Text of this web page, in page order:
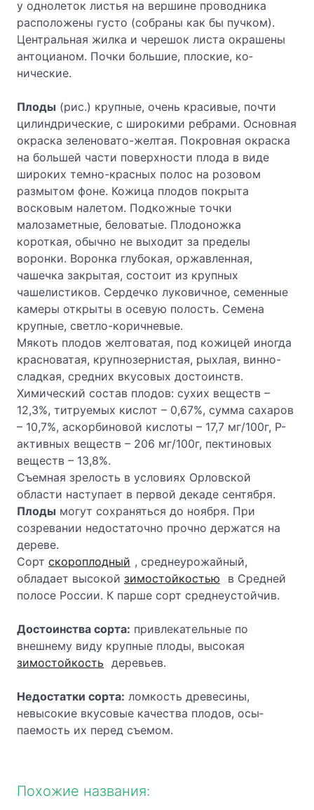
у однолеток листья на вершине проводника
расположены густо (собраны как бы пучком).
Центральная жилка и черешок листа окрашены
антоцианом. Почки большие, плоские, ко­
нические.
Плоды (рис.) крупные, очень красивые, почти
цилиндрические, с широкими реб­рами. Основная
окраска зеленовато-желтая. Покровная окраска
на большей части поверх­ности плода в виде
широких темно-красных полос на розовом
размытом фоне. Кожица плодов покрыта
восковым налетом. Подкожные точки
малозаметные, беловатые. Плодо­ножка
короткая, обычно не выходит за пределы
воронки. Воронка глубокая, оржавленная,
чашечка закрытая, состоит из крупных
чашелистиков. Сердечко луковичное, семенные
ка­меры открыты в осевую полость. Семена
крупные, светло-коричневые.
Мякоть плодов желтоватая, под кожицей иногда
красноватая, крупнозернистая, рыхлая, винно-
сладкая, средних вкусовых достоинств.
Химический состав плодов: сухих веществ –
12,3%, титруемых кислот – 0,67%, сум­ма сахаров
– 10,7%, аскорбиновой кислоты – 17,7 мг/100г, Р-
активных веществ – 206 мг/100г, пектиновых
веществ – 13,8%.
Съемная зрелость в условиях Орловской
области наступает в первой де­каде сентября.
Плоды могут сохраняться до ноября. При
созревании недостаточно прочно дер­жатся на
дереве.
Сорт скороплодный , среднеурожайный,
обладает высокой зимостойкостью
в Средней
полосе России. К парше сорт среднеустойчив.
Достоинства сорта: привлекательные по
внешнему виду крупные плоды, высокая
зимостойкость деревьев.
Недостатки сорта: ломкость древесины,
невысокие вкусовые качества плодов, осы­
паемость их перед съемом.
Похожие названия: